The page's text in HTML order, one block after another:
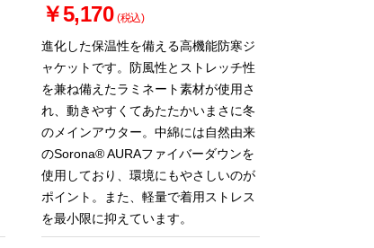
￥5,170 (税込)
進化した保温性を備える高機能防寒ジ
ャケットです。防風性とストレッチ性
を兼ね備えたラミネート素材が使用さ
れ、動きやすくてあたたかいまさに冬
のメインアウター。中綿には自然由来
のSorona® AURAファイバーダウンを
使用しており、環境にもやさしいのが
ポイント。また、軽量で着用ストレス
を最小限に抑えています。